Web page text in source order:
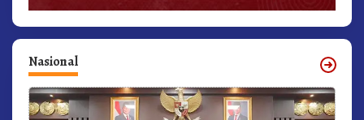
Nasional